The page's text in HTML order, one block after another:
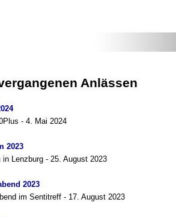
Anlässen
- 4. Mai 2024
2023
in Lenzburg - 25. August 2023
2023
im Sentitreff - 17. August 2023